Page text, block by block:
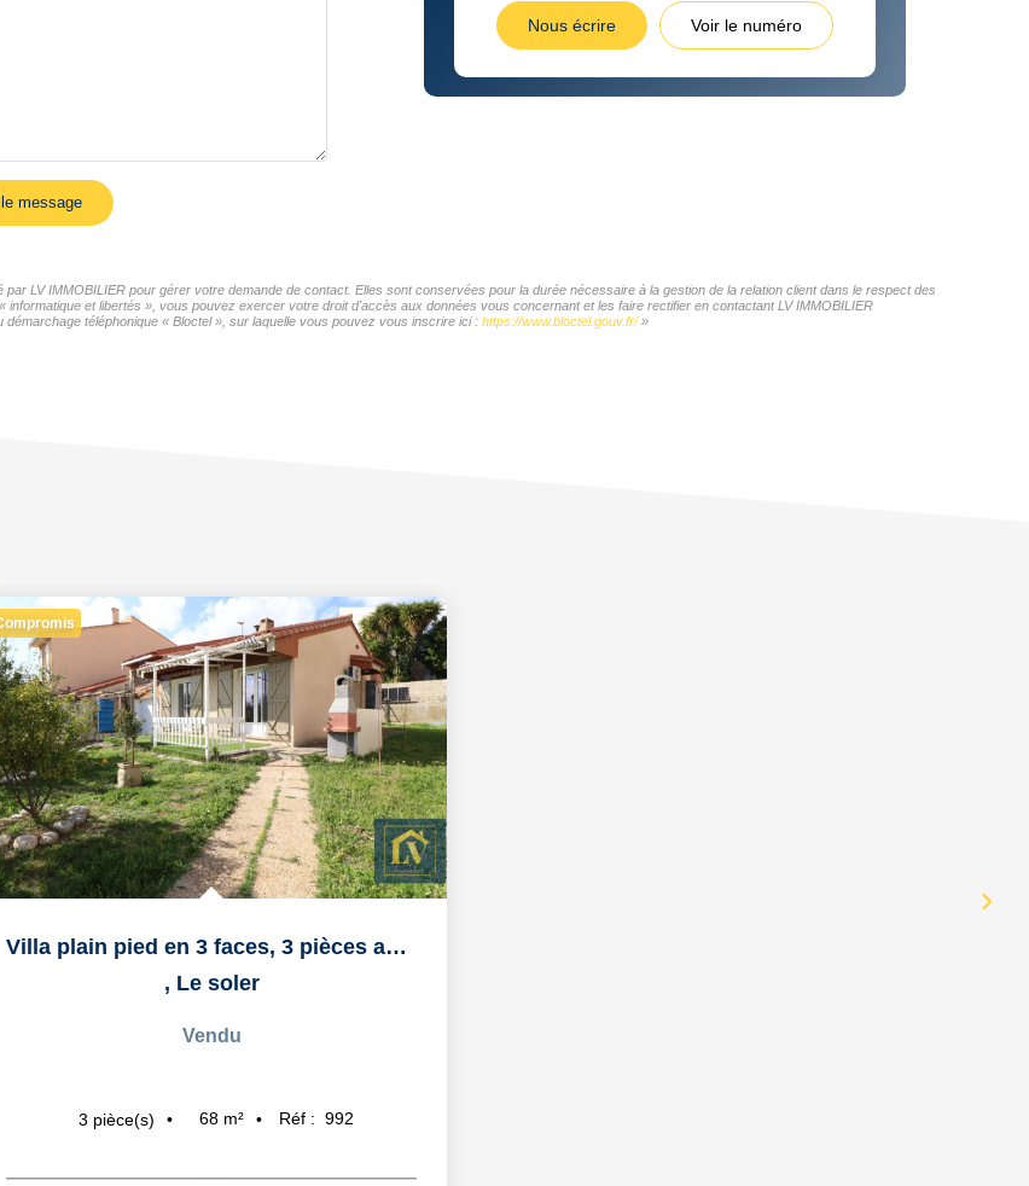
message
Nous écrire Voir le numéro
LV IMMOBILIER pour gérer votre demande de contact. Elles sont conservées pour la durée nécessaire à la gestion de la relation client dans le respect des
et libertés », vous pouvez exercer votre droit d'accès aux données vous concernant et les faire rectifier en contactant LV IMMOBILIER
téléphonique « Bloctel », sur laquelle vous pouvez vous inscrire ici : https://www.bloctel.gouv.fr/»
Villa plain pied en 3 faces, 3 pièces avec garage
, Le soler
Vendu
3 pièce(s) 68 m² Réf : 992